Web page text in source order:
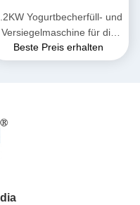
Yogurtbecherfüll- und
Versiegelmaschine für die
industrielle Produktion
Beste Preis erhalten